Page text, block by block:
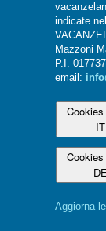
indicate nel
Mazzoni
P.I.
email:
IT
DE
Aggiorna